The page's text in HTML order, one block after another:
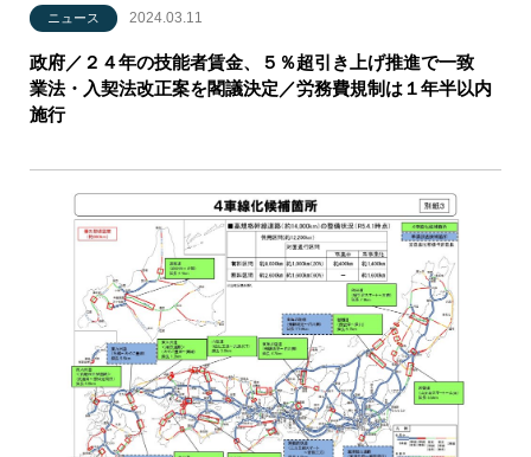
ニュース 2024.03.11
政府／２４年の技能者賃金、５％超引き上げ推進で一致
業法・入契法改正案を閣議決定／労務費規制は１年半以内
施行